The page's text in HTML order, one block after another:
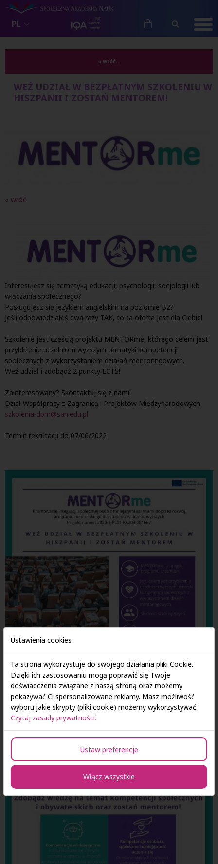
PL
« wróć...
WEŹ UDZIAŁ W BEZPŁATNYM SZKOLENIU W
HISZPANII I ZOSTAŃ MENTOREM!
« wróć
Interesujesz się tematyką edukacji, psychologii, socjologii lub
włączania społecznego?
Posługujesz się językiem angielskim na poziomie B2?
Jeśli odpowiedziałeś dwa razy TAK, to ta oferta jest dla Ciebie!
Szkolenie jest częścią projektu MENTORme, którego celem jest
przybliżenie uczelniom wyższym tematyki kompetencji
społecznych z wykorzystaniem działań mentoringowych.
Weź udział i zdobądź 2 punkty ECTS!
Zainteresowany? Skontaktuj się z nami!
Dział Współpracy z Zagranicą i Projektów Międzynarodowych
szkolenia-dpm@san.edu.pl
Termin rekrutacji do 07/06/2022
Ustawienia cookies
Ta strona wykorzystuje do swojego działania pliki Cookie.
Dzięki ich zastosowaniu mogą poprawić się Twoje
doświadczenia związane z naszą stroną oraz możemy
pokazywać Ci spersonalizowane reklamy. Masz możliwość
wyboru jakie skrypty (pliki cookie) możemy wykorzystywać.
Czytaj zasady prywatności.
Ustaw preferencje
Włącz wszystkie